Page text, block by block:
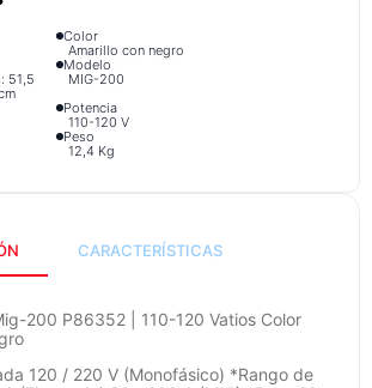
Color
Amarillo con negro
51,5
Modelo
MIG-200
Potencia
110-120 V
Peso
12,4 Kg
CARACTERÍSTICAS
200 P86352 | 110-120 Vatios Color
120 / 220 V (Monofásico) *Rango de